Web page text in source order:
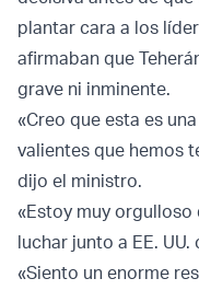
plantar cara a los
afirmaban que
grave ni inminente.
«Creo que esta es
valientes que hemos
dijo el ministro.
«Estoy muy
luchar junto a EE.
«Siento un enorme